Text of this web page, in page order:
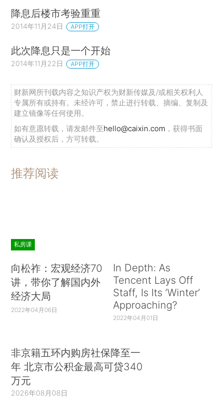
降息后楼市考验重重
2014年11月24日 APP打开
此次降息只是一个开始
2014年11月22日 APP打开
财新网所刊载内容之知识产权为财新传媒及/或相关权利人
专属所有或持有。未经许可，禁止进行转载、摘编、复制及
建立镜像等任何使用。
如有意愿转载，请发邮件至hello@caixin.com ，获得书面
确认及授权后，方可转载。
推荐阅读
私房课
向松祚：宏观经济70
讲，带你了解国内外
经济大局
2022年04月06日
In Depth: As
Tencent Lays Off
Staff, Is Its ‘Winter’
Approaching?
2022年04月01日
非京籍五环内购房社保降至一
年 北京市公积金最高可贷340
万元
2026年08月08日